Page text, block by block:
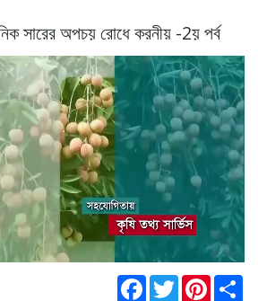
সারের অপচয় রোধে করনীয় -2য় পর্ব
Loaded
11.67%
FacebookTwitter Pinterest